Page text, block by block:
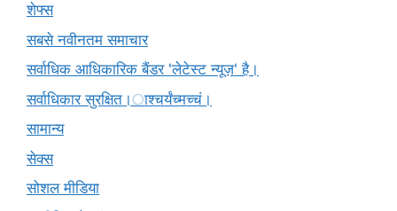
शेफ्स
सबसे नवीनतम समाचार
सर्वाधिक आधिकारिक बैंडर 'लेटेस्ट न्यूज़' है।
सर्वाधिकार सुरक्षित।ाश्चर्यंच्मच्चं।
सामान्य
सेक्स
सोशल मीडिया